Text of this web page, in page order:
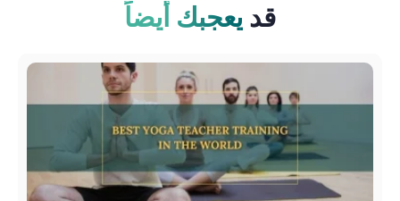
قديعجبك أيضاً